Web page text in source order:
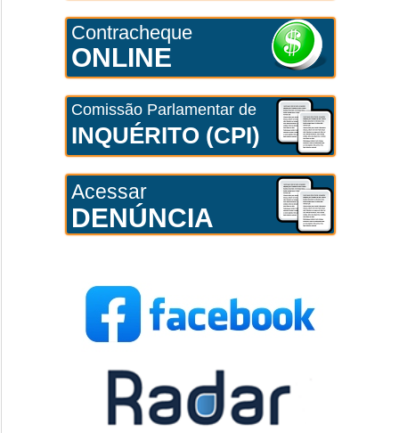
Contracheque
ONLINE
Comissão Parlamentar de
INQUÉRITO (CPI)
Acessar
DENÚNCIA